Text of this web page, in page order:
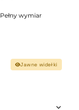
Pełny wymiar
Jawne widełki